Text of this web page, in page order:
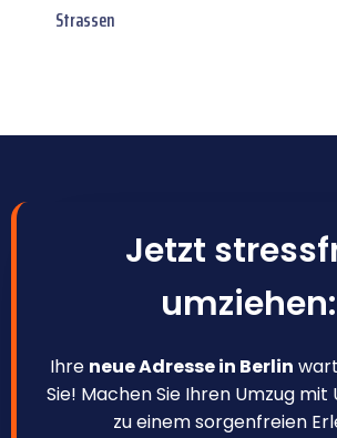
Strassen
Jetzt
umziehen:
Ihre neue Adresse in Berlin
Sie! Machen Sie Ihren Umzug mit
zu einem sorgenfreien